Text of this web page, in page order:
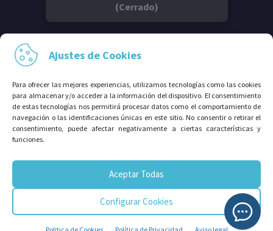
Ajustes de Cookies
Para ofrecer las mejores experiencias, utilizamos tecnologías como las cookies
para almacenar y/o acceder a la información del dispositivo. El consentimiento
de estas tecnologías nos permitirá procesar datos como el comportamiento de
navegación o las identificaciones únicas en este sitio. No consentir o retirar el
consentimiento, puede afectar negativamente a ciertas características y
funciones.
Aceptar Todas
Configurar Cookies
(Cerrado)
© 2026⠀Grupo Avalco®. Todos los derechos
reservados.